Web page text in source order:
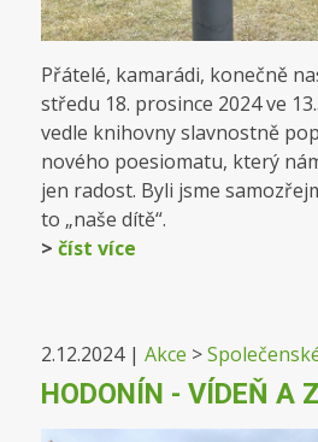
Přátelé, kamarádi, konečně
středu 18. prosince 2024 ve
vedle knihovny slavnostně
nového poesiomatu, který
jen radost. Byli jsme
to „naše dítě“.
> číst více
2.12.2024| Akce >
HODONÍN - VÍDEŇ A